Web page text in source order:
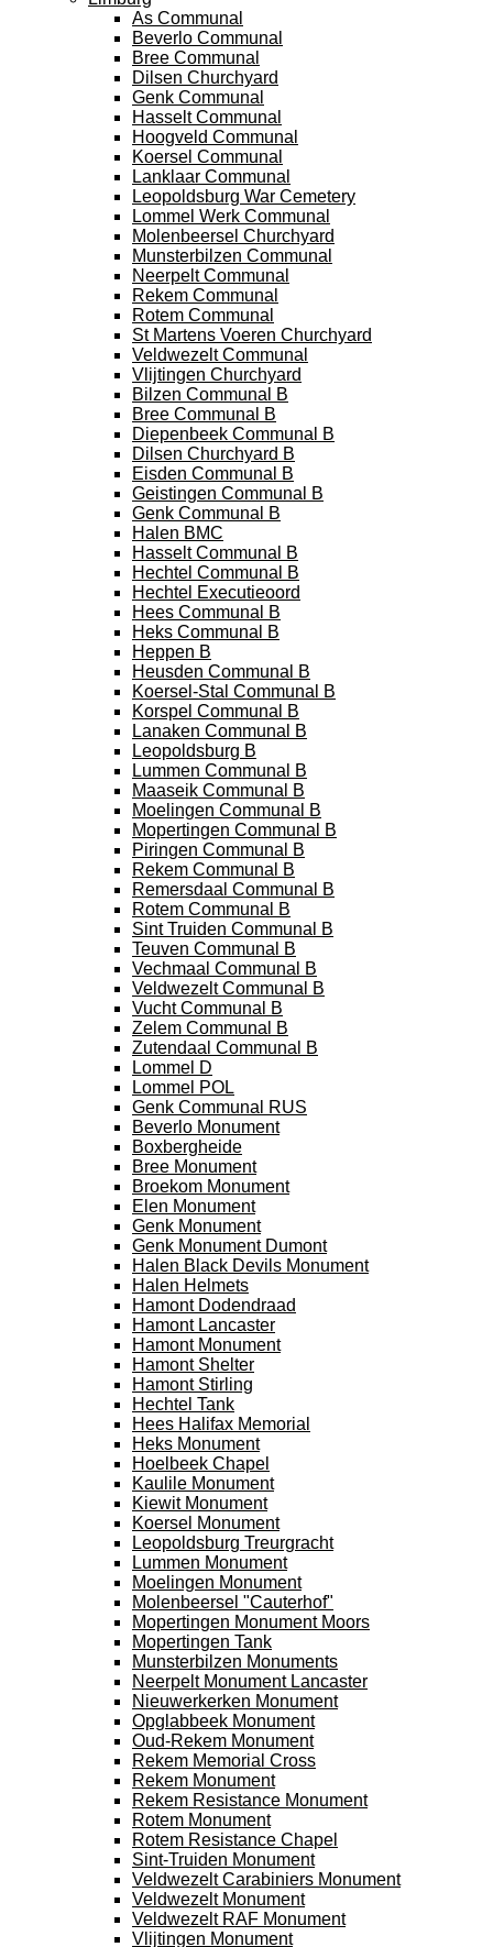
As Communal
Beverlo Communal
Bree Communal
Dilsen Churchyard
Genk Communal
Hasselt Communal
Hoogveld Communal
Koersel Communal
Lanklaar Communal
Leopoldsburg War Cemetery
Lommel Werk Communal
Molenbeersel Churchyard
Munsterbilzen Communal
Neerpelt Communal
Rekem Communal
Rotem Communal
St Martens Voeren Churchyard
Veldwezelt Communal
Vlijtingen Churchyard
Bilzen Communal B
Bree Communal B
Diepenbeek Communal B
Dilsen Churchyard B
Eisden Communal B
Geistingen Communal B
Genk Communal B
Halen BMC
Hasselt Communal B
Hechtel Communal B
Hechtel Executieoord
Hees Communal B
Heks Communal B
Heppen B
Heusden Communal B
Koersel-Stal Communal B
Korspel Communal B
Lanaken Communal B
Leopoldsburg B
Lummen Communal B
Maaseik Communal B
Moelingen Communal B
Mopertingen Communal B
Piringen Communal B
Rekem Communal B
Remersdaal Communal B
Rotem Communal B
Sint Truiden Communal B
Teuven Communal B
Vechmaal Communal B
Veldwezelt Communal B
Vucht Communal B
Zelem Communal B
Zutendaal Communal B
Lommel D
Lommel POL
Genk Communal RUS
Beverlo Monument
Boxbergheide
Bree Monument
Broekom Monument
Elen Monument
Genk Monument
Genk Monument Dumont
Halen Black Devils Monument
Halen Helmets
Hamont Dodendraad
Hamont Lancaster
Hamont Monument
Hamont Shelter
Hamont Stirling
Hechtel Tank
Hees Halifax Memorial
Heks Monument
Hoelbeek Chapel
Kaulile Monument
Kiewit Monument
Koersel Monument
Leopoldsburg Treurgracht
Lummen Monument
Moelingen Monument
Molenbeersel "Cauterhof"
Mopertingen Monument Moors
Mopertingen Tank
Munsterbilzen Monuments
Neerpelt Monument Lancaster
Nieuwerkerken Monument
Opglabbeek Monument
Oud-Rekem Monument
Rekem Memorial Cross
Rekem Monument
Rekem Resistance Monument
Rotem Monument
Rotem Resistance Chapel
Sint-Truiden Monument
Veldwezelt Carabiniers Monument
Veldwezelt Monument
Veldwezelt RAF Monument
Vlijtingen Monument